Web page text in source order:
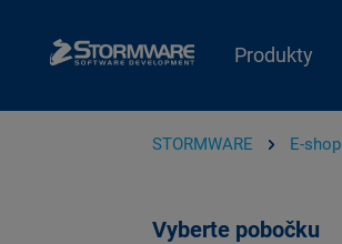
Produkty
STORMWARE E-shop
Vyberte pobočku